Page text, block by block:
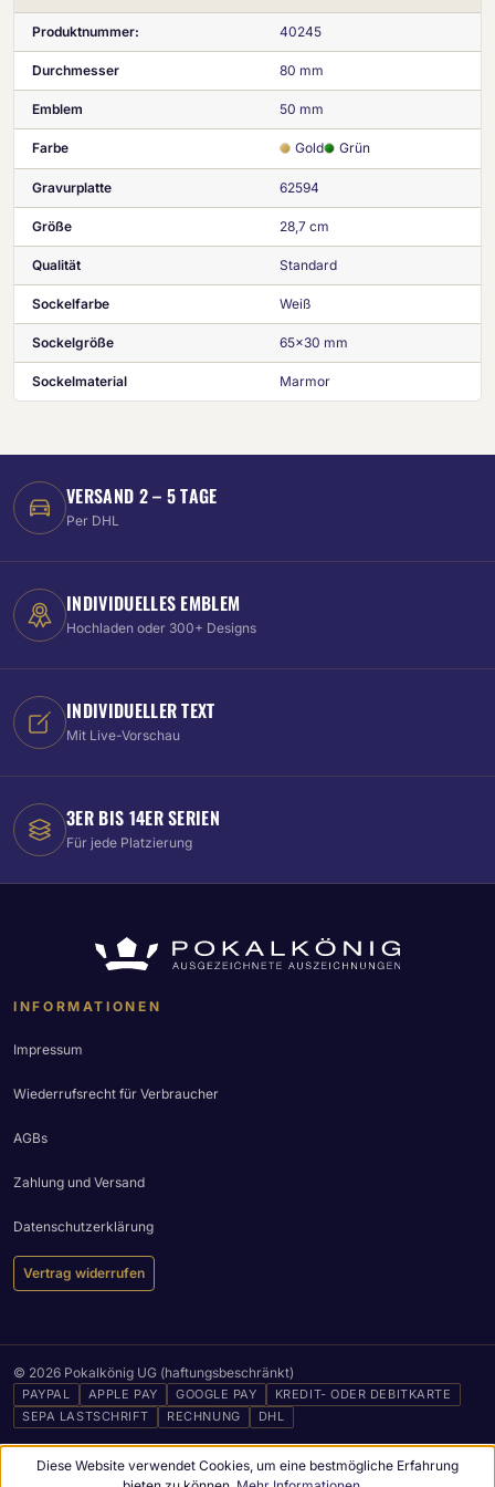
Produktnummer: 40245
Durchmesser 80 mm
Emblem 50 mm
Farbe Gold Grün
Gravurplatte 62594
Größe 28,7 cm
Qualität Standard
Sockelfarbe Weiß
Sockelgröße 65x30 mm
Sockelmaterial Marmor
VERSAND 2 – 5 TAGE
Per DHL
INDIVIDUELLES EMBLEM
Hochladen oder 300+ Designs
INDIVIDUELLER TEXT
Mit Live-Vorschau
3ER BIS 14ER SERIEN
Für jede Platzierung
INFORMATIONEN
Impressum
Wiederrufsrecht für Verbraucher
AGBs
Zahlung und Versand
Datenschutzerklärung
Vertrag widerrufen
© 2026 Pokalkönig UG (haftungsbeschränkt)
PAYPAL APPLE PAY GOOGLE PAY
KREDIT- ODER DEBITKARTE
SEPA LASTSCHRIFT
RECHNUNG DHL
Diese Website verwendet Cookies, um eine bestmögliche Erfahrung